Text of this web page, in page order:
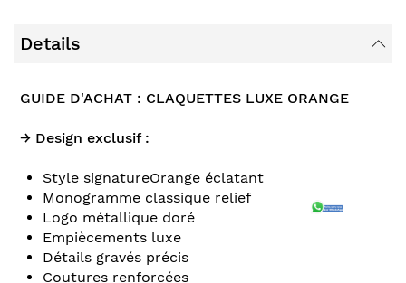
Details
GUIDE D'ACHAT : CLAQUETTES LUXE ORANGE
→ Design exclusif :
Style signatureOrange éclatant
Monogramme classique relief
Logo métallique doré
Empiècements luxe
Détails gravés précis
Coutures renforcées